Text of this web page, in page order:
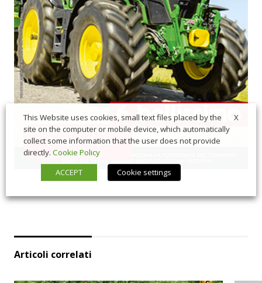
Articoli correlati
X
This Website uses cookies, small text files placed by the
site on the computer or mobile device, which automatically
collect some information that the user does not provide
directly. Cookie Policy
ACCEPT
Cookie settings